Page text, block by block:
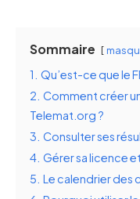
Sommaire
1. Qu’est-ce que le
2. Comment créer
Telemat.org ?
3. Consulter ses
4. Gérer sa licence
5. Le calendrier des